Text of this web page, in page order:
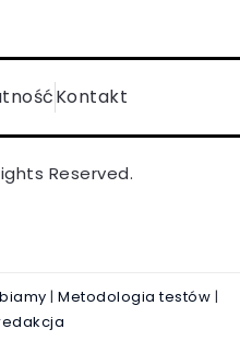
Kontakt
Reserved.
| Metodologia testów |